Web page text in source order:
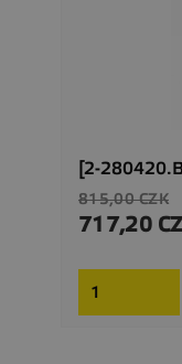
[2-
Verkaufspreis
815,00 CZK
Preis
717,20